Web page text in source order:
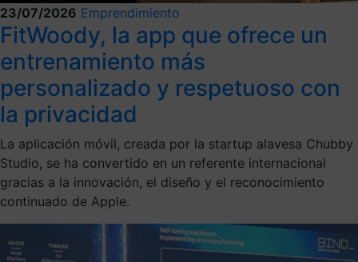
23/07/2026 Emprendimiento
FitWoody, la app que ofrece un
entrenamiento más
personalizado y respetuoso con
la privacidad
La aplicación móvil, creada por la startup alavesa Chubby
Studio, se ha convertido en un referente internacional
gracias a la innovación, el diseño y el reconocimiento
continuado de Apple.